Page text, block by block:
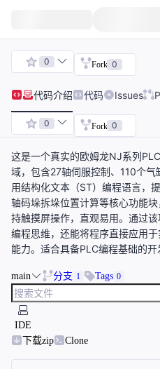
0 Fork 0
代码介绍 代码 Issues
0 Fork 0
这是一个真实的欧姆龙NJ系列
域，包含27轴伺服控制、110个
用结构化文本（ST）编程语言，
轴码垛拆垛位置计算等核心功能
持触摸屏操作，直观易用。通过
编程思维，还能将程序直接应用
能力。适合具备PLC编程基础的开
main 分支 1 Tags 0
IDE
下载zip
Clone